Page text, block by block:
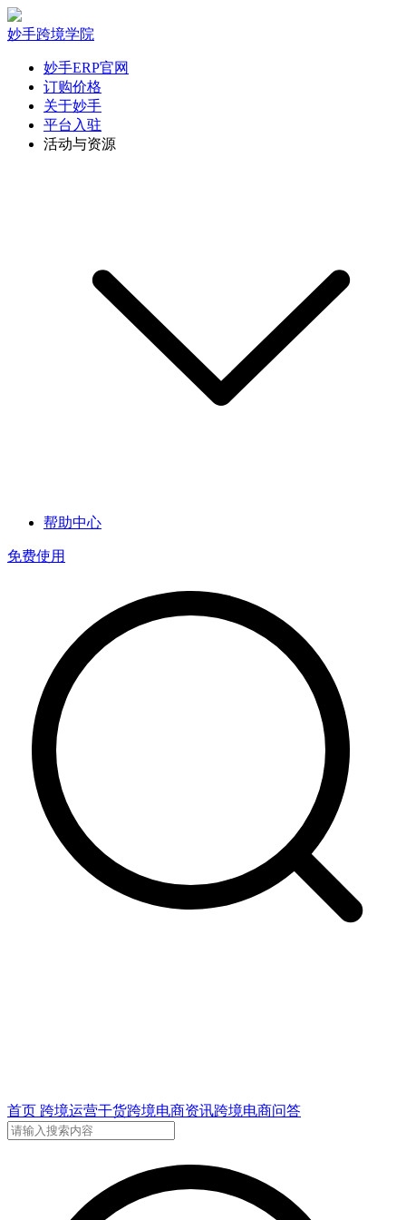
妙手跨境学院
妙手ERP官网
订购价格
关于妙手
平台入驻
活动与资源
帮助中心
免费使用
首页 跨境运营干货跨境电商资讯跨境电商问答